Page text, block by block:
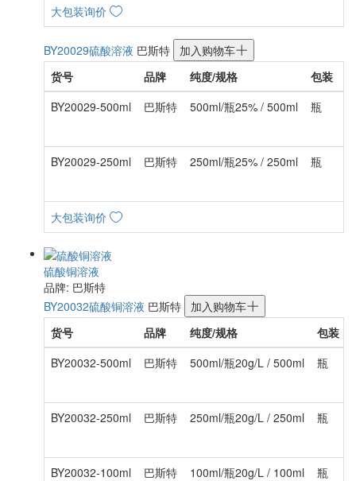
大包装询价
BY20029硫酸溶液 巴斯特
加入购物车
货号
品牌 纯度/规格 包装
BY20029-500ml
巴斯特 500ml/瓶25% / 500ml 瓶
BY20029-250ml 巴斯特 250ml/瓶25% / 250ml 瓶
大包装询价
硫酸铜溶液
品牌: 巴斯特
BY20032硫酸铜溶液 巴斯特
加入购物车
货号
品牌 纯度/规格 包装
BY20032-500ml
巴斯特 500ml/瓶20g/L / 500ml 瓶
BY20032-250ml 巴斯特 250ml/瓶20g/L / 250ml 瓶
BY20032-100ml 巴斯特 100ml/瓶20g/L / 100ml 瓶